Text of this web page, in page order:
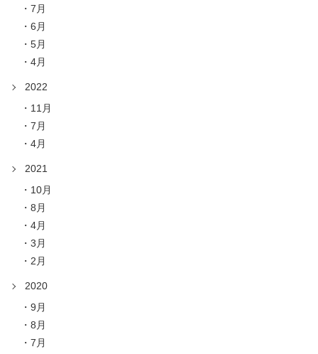
7月
6月
5月
4月
2022
11月
7月
4月
2021
10月
8月
4月
3月
2月
2020
9月
8月
7月